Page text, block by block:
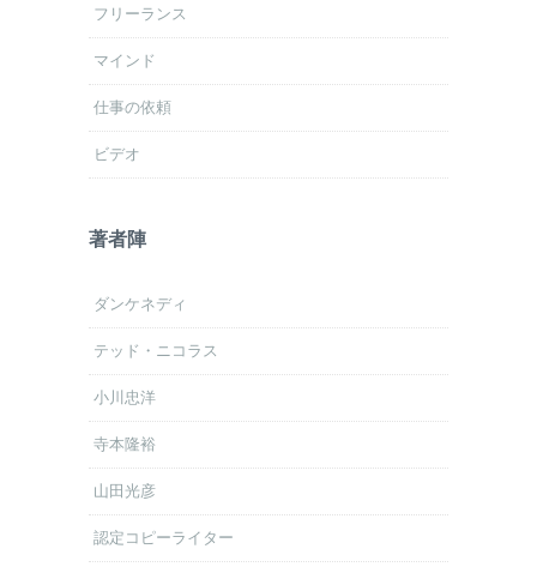
フリーランス
マインド
仕事の依頼
ビデオ
著者陣
ダンケネディ
テッド・ニコラス
小川忠洋
寺本隆裕
山田光彦
認定コピーライター